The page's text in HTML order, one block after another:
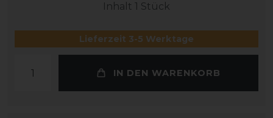
Inhalt 1 Stück
Lieferzeit 3-5 Werktage
IN DEN WARENKORB